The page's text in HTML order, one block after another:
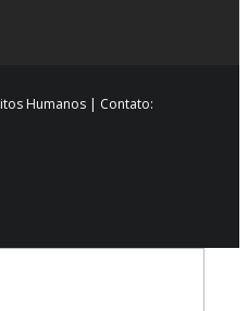
Humanos | Contato: